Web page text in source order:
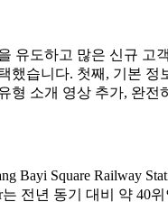
도하고 많은 신규
습니다. 첫째, 기본
소개 영상 추가, 완
Square Railway
전년 동기 대비 약 40